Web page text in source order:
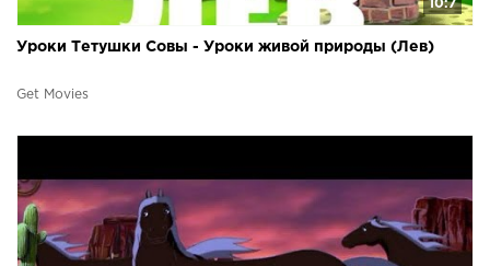
10:7
Уроки Тетушки Совы - Уроки живой природы (Лев)
Get Movies